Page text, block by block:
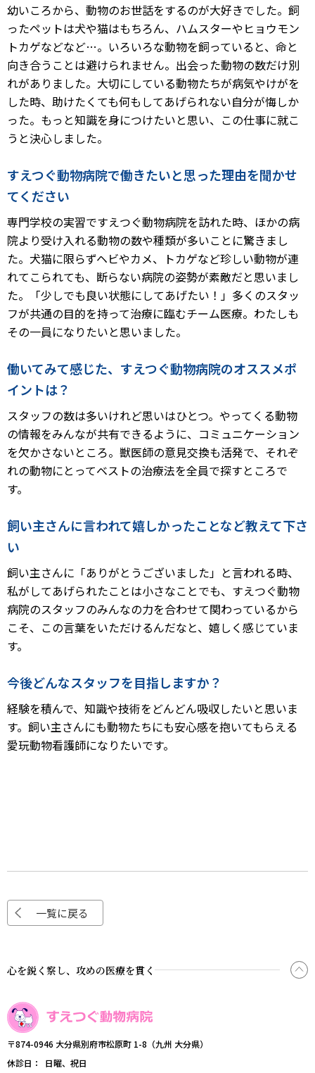
幼いころから、動物のお世話をするのが大好きでした。飼
ったペットは犬や猫はもちろん、ハムスターやヒョウモン
トカゲなどなど…。いろいろな動物を飼っていると、命と
向き合うことは避けられません。出会った動物の数だけ別
れがありました。大切にしている動物たちが病気やけがを
した時、助けたくても何もしてあげられない自分が悔しか
った。もっと知識を身につけたいと思い、この仕事に就こ
うと決心しました。
すえつぐ動物病院で働きたいと思った理由を聞かせ
てください
専門学校の実習ですえつぐ動物病院を訪れた時、ほかの病
院より受け入れる動物の数や種類が多いことに驚きまし
た。犬猫に限らずヘビやカメ、トカゲなど珍しい動物が連
れてこられても、断らない病院の姿勢が素敵だと思いまし
た。「少しでも良い状態にしてあげたい！」多くのスタッ
フが共通の目的を持って治療に臨むチーム医療。わたしも
その一員になりたいと思いました。
働いてみて感じた、すえつぐ動物病院のオススメポ
イントは？
スタッフの数は多いけれど思いはひとつ。やってくる動物
の情報をみんなが共有できるように、コミュニケーション
を欠かさないところ。獣医師の意見交換も活発で、それぞ
れの動物にとってベストの治療法を全員で探すところで
す。
飼い主さんに言われて嬉しかったことなど教えて下さ
い
飼い主さんに「ありがとうございました」と言われる時、
私がしてあげられたことは小さなことでも、すえつぐ動物
病院のスタッフのみんなの力を合わせて関わっているから
こそ、この言葉をいただけるんだなと、嬉しく感じていま
す。
今後どんなスタッフを目指しますか？
経験を積んで、知識や技術をどんどん吸収したいと思いま
す。飼い主さんにも動物たちにも安心感を抱いてもらえる
愛玩動物看護師になりたいです。
一覧に戻る
心を鋭く察し、攻めの医療を貫く
〒874-0946 大分県別府市松原町 1-8（九州 大分県）
休診日
日曜、祝日